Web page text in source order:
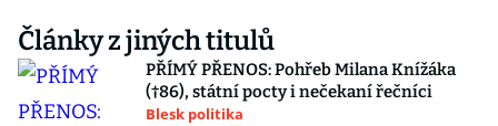
Články z jiných titulů
PŘÍMÝ PŘENOS: Pohřeb Milana Knížáka
(†86), státní pocty i nečekaní řečníci
Blesk politika